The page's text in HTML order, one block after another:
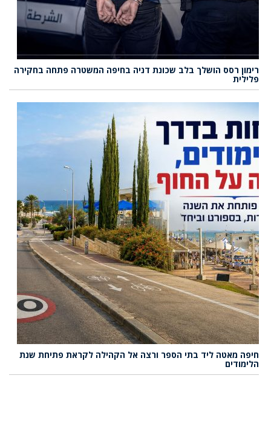
רימון רסס הושלך בלב שכונת דניה בחיפה המשטרה פתחה בחקירה
פלילית
חיפה מאטה ליד בתי הספר ורצה אל הקהילה לקראת פתיחת שנת
הלימודים